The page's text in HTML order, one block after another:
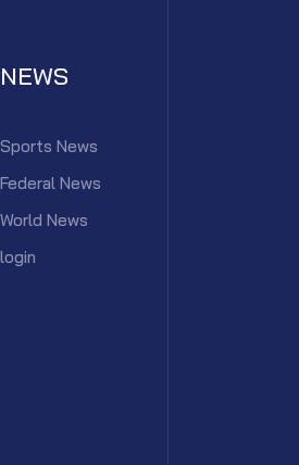
NEWS
Sports News
Federal News
World News
login